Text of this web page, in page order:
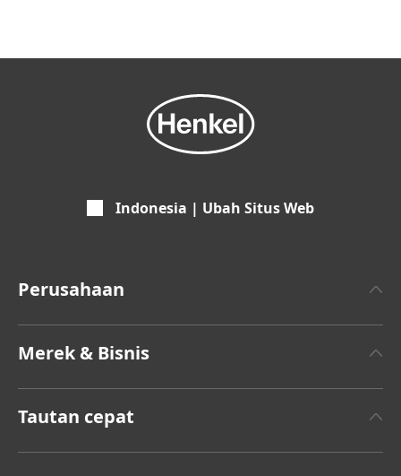
Indonesia | Ubah Situs Web
Perusahaan
Rilis Berita Terbaru
Laporan Tahunan
Merek & Bisnis
Tautan cepat